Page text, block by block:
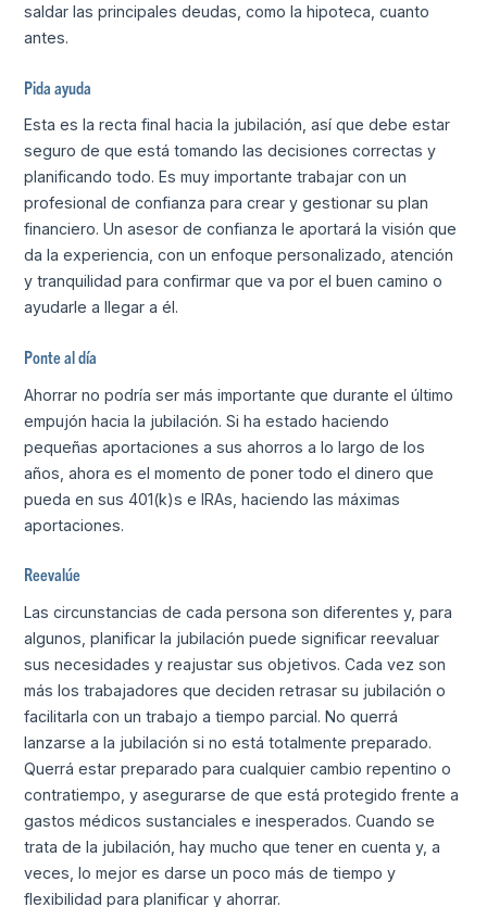
saldar las principales deudas, como la hipoteca, cuanto
antes.
Pida ayuda
Esta es la recta final hacia la jubilación, así que debe estar
seguro de que está tomando las decisiones correctas y
planificando todo. Es muy importante trabajar con un
profesional de confianza para crear y gestionar su plan
financiero. Un asesor de confianza le aportará la visión que
da la experiencia, con un enfoque personalizado, atención
y tranquilidad para confirmar que va por el buen camino o
ayudarle a llegar a él.
Ponte al día
Ahorrar no podría ser más importante que durante el último
empujón hacia la jubilación. Si ha estado haciendo
pequeñas aportaciones a sus ahorros a lo largo de los
años, ahora es el momento de poner todo el dinero que
pueda en sus 401(k)s e IRAs, haciendo las máximas
aportaciones.
Reevalúe
Las circunstancias de cada persona son diferentes y, para
algunos, planificar la jubilación puede significar reevaluar
sus necesidades y reajustar sus objetivos. Cada vez son
más los trabajadores que deciden retrasar su jubilación o
facilitarla con un trabajo a tiempo parcial. No querrá
lanzarse a la jubilación si no está totalmente preparado.
Querrá estar preparado para cualquier cambio repentino o
contratiempo, y asegurarse de que está protegido frente a
gastos médicos sustanciales e inesperados. Cuando se
trata de la jubilación, hay mucho que tener en cuenta y, a
veces, lo mejor es darse un poco más de tiempo y
flexibilidad para planificar y ahorrar.